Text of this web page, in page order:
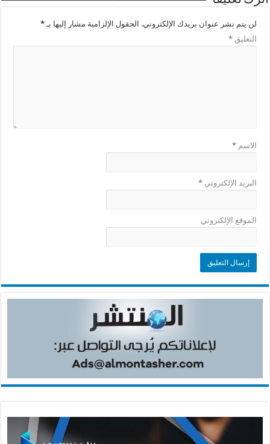
لن يتم نشر عنوان بريدك الإلكتروني. الحقول الإلزامية مشار إليها بـ*
التعليق*
الاسم*
البريد الإلكتروني*
الموقع الإلكتروني